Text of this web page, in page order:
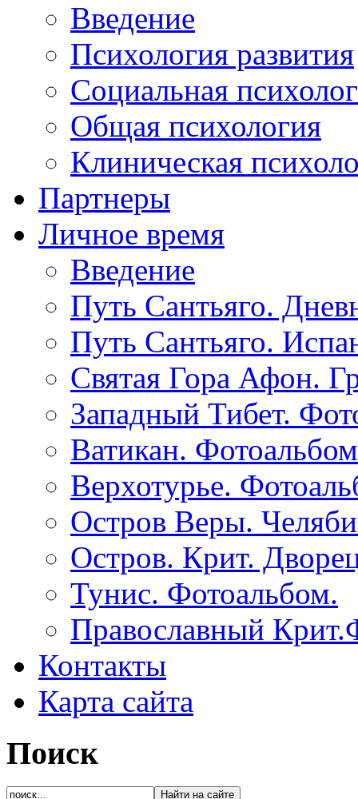
Введение
Психология развития
Социальная
Общая психология
Клиническая
Партнеры
Личное время
Введение
Путь Сантьяго.
Путь Сантьяго.
Святая Гора Афон.
Западный Тибет.
Ватикан.
Верхотурье.
Остров Веры.
Остров. Крит.
Тунис. Фотоальбом.
Православный
Контакты
Карта сайта
Поиск